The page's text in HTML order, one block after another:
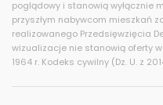
poglądowy i stanowią wyłącznie
przyszłym nabywcom mieszkań
realizowanego Przedsięwzięcia
wizualizacje nie stanowią oferty
1964 r. Kodeks cywilny (Dz. U. z